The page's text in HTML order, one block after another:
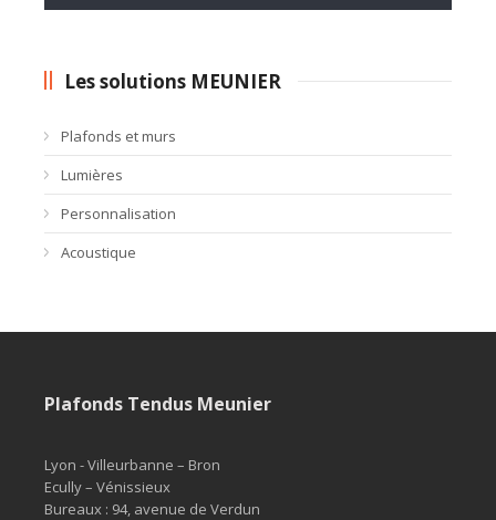
Les solutions MEUNIER
Plafonds et murs
Lumières
Personnalisation
Acoustique
Plafonds Tendus Meunier
Lyon - Villeurbanne – Bron
Ecully – Vénissieux
Bureaux : 94, avenue de Verdun